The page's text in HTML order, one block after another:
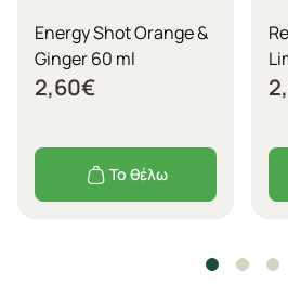
Energy Shot Orange &
Ginger 60 ml
2,60€
Το θέλω